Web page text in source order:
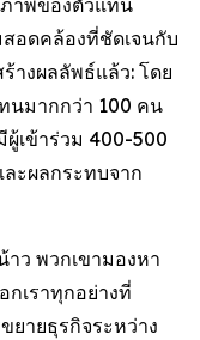
าพของตัวแทน
อดคล้องที่ชัดเจนกับ
างผลลัพธ์แล้ว: โดย
นมากกว่า 100 คน
เข้าร่วม 400-500
ะผลกระทบจาก
ว พวกเขามองหา
เราทุกอย่างที่
ยายธุรกิจระหว่าง